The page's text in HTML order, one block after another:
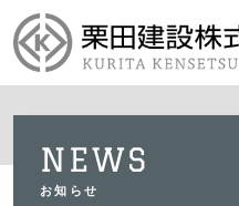
NEWS
お知らせ